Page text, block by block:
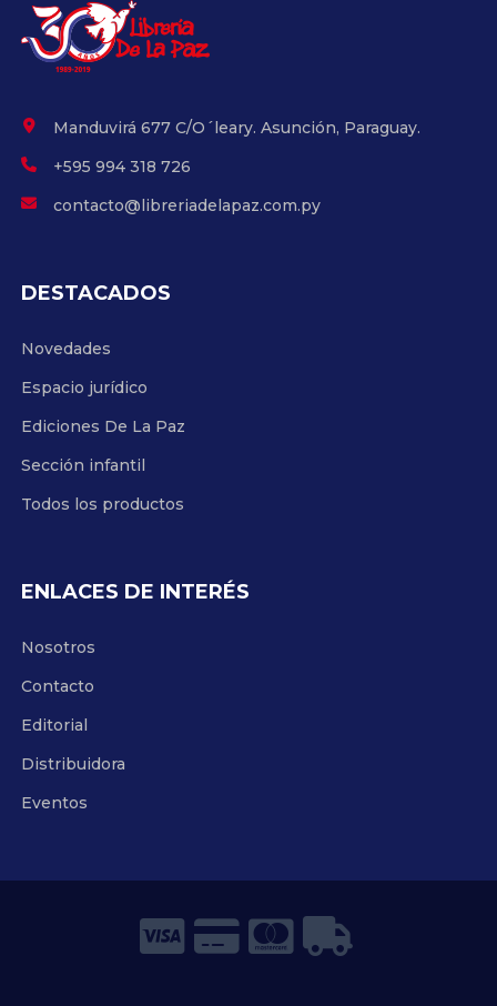
Manduvirá 677 C/O´leary. Asunción, Paraguay.
+595 994 318 726
contacto@libreriadelapaz.com.py
DESTACADOS
Novedades
Espacio jurídico
Ediciones De La Paz
Sección infantil
Todos los productos
ENLACES DE INTERÉS
Nosotros
Contacto
Editorial
Distribuidora
Eventos